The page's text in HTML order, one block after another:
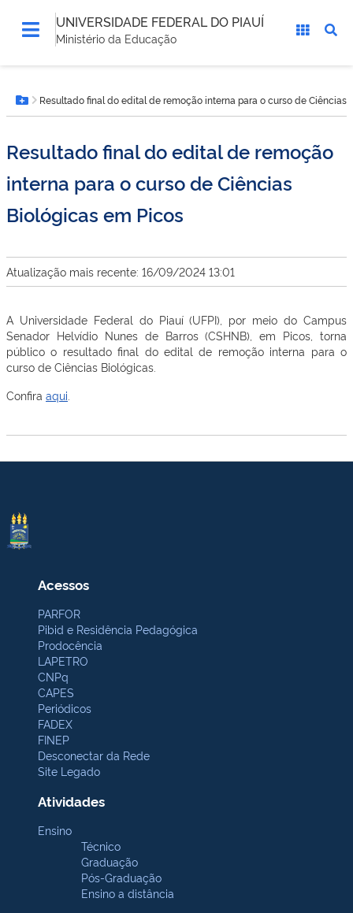
UNIVERSIDADE FEDERAL DO PIAUÍ
Ministério da Educação
está
aqui:Botão Menu
Resultado final do edital de remoção interna para o curso de Ciências
Resultado final do edital de remoção
interna para o curso de Ciências
Biológicas em Picos
Atualização mais recente: 16/09/2024 13:01
A Universidade Federal do Piauí (UFPI), por meio do Campus
Senador Helvídio Nunes de Barros (CSHNB), em Picos, torna
público o resultado final do edital de remoção interna para o
curso de Ciências Biológicas.
Confira aqui
Acessos
PARFOR
Pibid e Residência Pedagógica
Prodocência
LAPETRO
CNPq
CAPES
Periódicos
FADEX
FINEP
Desconectar da Rede
Site Legado
Atividades
Ensino
Técnico
Graduação
Pós-Graduação
Ensino a distância